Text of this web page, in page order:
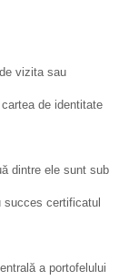
vizita sau
de identitate
dintre ele sunt sub
succes certificatul
a portofelului